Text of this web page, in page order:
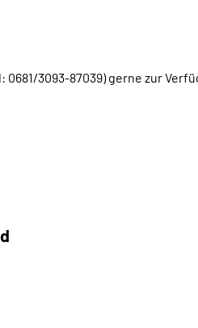
3093-87039) gerne zur